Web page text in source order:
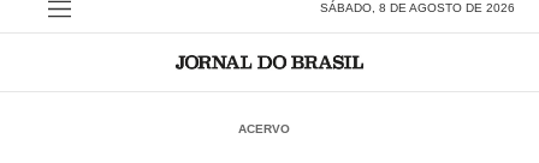
SÁBADO, 8 DE AGOSTO DE 2026
ACERVO